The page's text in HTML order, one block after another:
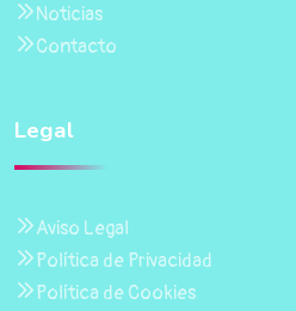
Noticias
Contacto
Legal
Aviso Legal
Política de Privacidad
Política de Cookies